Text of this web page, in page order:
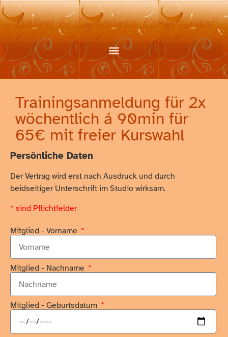
Ballett & Gymstudio Karin Graaf
Trainingsanmeldung für 2x
wöchentlich á 90min für
65€ mit freier Kurswahl
Persönliche Daten
Der Vertrag wird erst nach Ausdruck und durch
beidseitiger Unterschrift im Studio wirksam.
* sind Pflichtfelder
Mitglied - Vorname
Mitglied - Nachname
Mitglied - Geburtsdatum